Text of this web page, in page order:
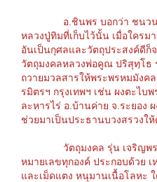
อ.ชินพร บอกว่า ชนวนมว
หลวงปู่ทิมที่เก็บไว้นั้น เมื่อใคร
อันเป็นกุศลและวัตถุประสงค์ดีก็
วัตถุมงคลหลวงพ่อคูณ ปริสุทฺโ
ถวายมวลสารให้พระพรหมมังค
รมิตรฯ กรุงเทพฯ เช่น ผงตะไ
ละหารไร่ อ.บ้านค่าย จ.ระยอง
ช่วยมาเป็นประธานบวงสรวงให้
วัตถุมงคล รุ่น เจริญพร ชิ
หมายเลขทุกองค์ ประกอบด้วย
และเม็ดแตง หนุมานเนื้อโลหะ